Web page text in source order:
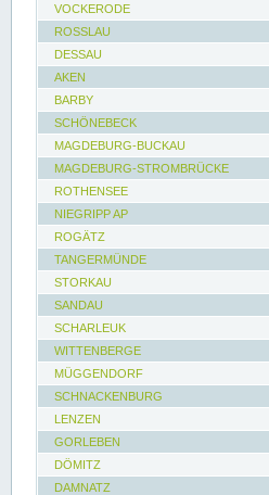
VOCKERODE
ROSSLAU
DESSAU
AKEN
BARBY
SCHÖNEBECK
MAGDEBURG-BUCKAU
MAGDEBURG-STROMBRÜCKE
ROTHENSEE
NIEGRIPP AP
ROGÄTZ
TANGERMÜNDE
STORKAU
SANDAU
SCHARLEUK
WITTENBERGE
MÜGGENDORF
SCHNACKENBURG
LENZEN
GORLEBEN
DÖMITZ
DAMNATZ